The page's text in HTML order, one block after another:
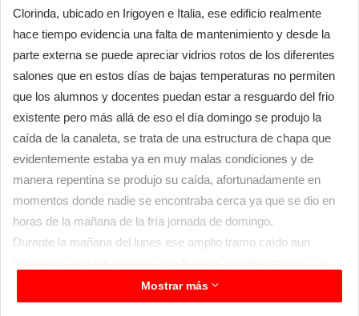
Clorinda, ubicado en Irigoyen e Italia, ese edificio realmente
hace tiempo evidencia una falta de mantenimiento y desde la
parte externa se puede apreciar vidrios rotos de los diferentes
salones que en estos días de bajas temperaturas no permiten
que los alumnos y docentes puedan estar a resguardo del frio
existente pero más allá de eso el día domingo se produjo la
caída de la canaleta, se trata de una estructura de chapa que
evidentemente estaba ya en muy malas condiciones y de
manera repentina se produjo su caída, afortunadamente en
momentos donde nadie se encontraba cerca ya que se dio en
horas de la mañana de la fría jornada de domingo.
Durante la mañana del lunes ese amplio tramo caído aun
tramo que aún se encontraba en la parte superior también tiene
rasgos de que está en malas condiciones por lo que
Mostrar más